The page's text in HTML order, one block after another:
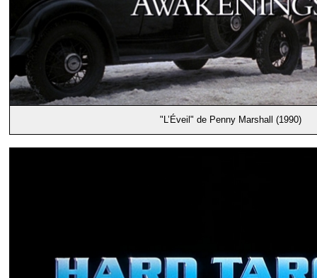
"L’Éveil" de Penny Marshall (1990)